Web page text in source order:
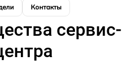
Контакты
сервис-